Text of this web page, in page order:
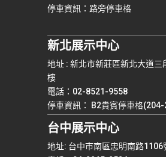
停車資訊：路旁停車格
新北展示中心
地址 : 新北市新莊區新北大道三
樓
電話：02-8521-9558
停車資訊： B2貴賓停車格(204-
台中展示中心
地址: 台中市南區忠明南路1106